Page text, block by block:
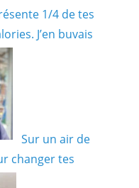
1/4 de tes
J’en buvais
Sur un air de
changer tes